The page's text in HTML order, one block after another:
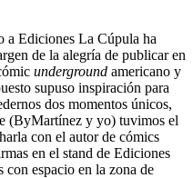
a Ediciones La Cúpula ha
de la alegría de publicar en
underground americano y
supuso inspiración para
dos momentos únicos,
(ByMartínez y yo) tuvimos el
con el autor de cómics
en el stand de Ediciones
con espacio en la zona de